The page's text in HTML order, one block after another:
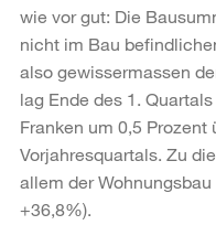
wie vor gut: Die
nicht im Bau
also gewissermassen
lag Ende des 1.
Franken um 0,5 Prozent
Vorjahresquartals. Zu
allem der
+36,8%).